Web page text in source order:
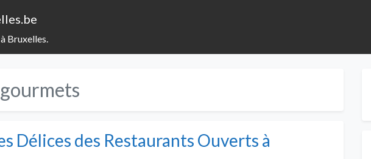
Bruxelles.
gourmets
Délices des Restaurants Ouverts à